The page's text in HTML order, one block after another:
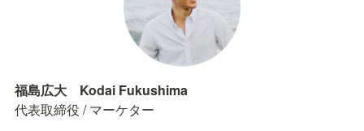
代表取締役 / マーケター